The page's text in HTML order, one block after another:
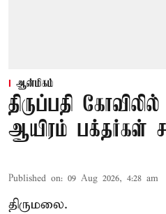
ஆன்மிகம்
திருப்பதி
ஆயிரம் பக்தர்கள்
Published on: 09 Aug 2026, 4:28 am
திருமலை.